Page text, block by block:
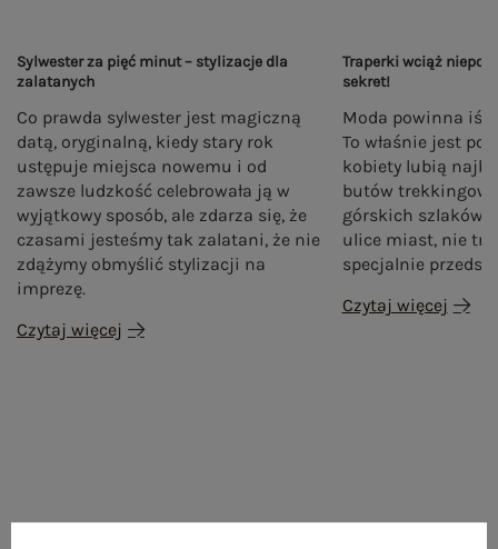
Sylwester za pięć minut – stylizacje dla
zalatanych
Co prawda sylwester jest magiczną
datą, oryginalną, kiedy stary rok
ustępuje miejsca nowemu i od
zawsze ludzkość celebrowała ją w
wyjątkowy sposób, ale zdarza się, że
czasami jesteśmy tak zalatani, że nie
zdążymy obmyślić stylizacji na
imprezę.
Czytaj więcej
Traperki wciąż
sekret!
Moda powinna iść
To właśnie jest
kobiety lubią
butów
górskich szlaków
ulice miast, nie
specjalnie
Czytaj więcej